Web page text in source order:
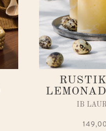
IB
149,00